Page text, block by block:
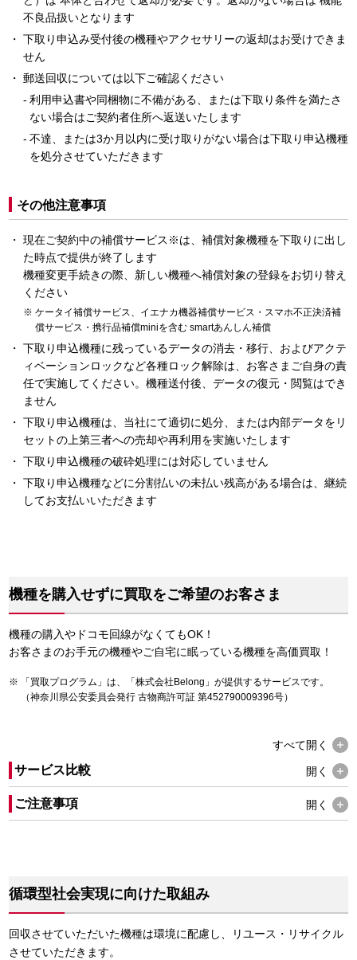
不良品扱いとなります
下取り申込み受付後の機種やアクセサリーの返却はお受けできま
せん
郵送回収については以下ご確認ください
利用申込書や同梱物に不備がある、または下取り条件を満たさ
ない場合はご契約者住所へ返送いたします
不達、または3か月以内に受け取りがない場合は下取り申込機種
を処分させていただきます
その他注意事項
現在ご契約中の補償サービス※は、補償対象機種を下取りに出し
た時点で提供が終了します
機種変更手続きの際、新しい機種へ補償対象の登録をお切り替え
ください
ケータイ補償サービス、イエナカ機器補償サービス・スマホ不正決済補
償サービス・携行品補償miniを含む smartあんしん補償
下取り申込機種に残っているデータの消去・移行、およびアクテ
ィベーションロックなど各種ロック解除は、お客さまご自身の責
任で実施してください。機種送付後、データの復元・閲覧はでき
ません
下取り申込機種は、当社にて適切に処分、または内部データをリ
セットの上第三者への売却や再利用を実施いたします
下取り申込機種の破砕処理には対応していません
下取り申込機種などに分割払いの未払い残高がある場合は、継続
してお支払いいただきます
機種を購入せずに買取をご希望のお客さま
機種の購入やドコモ回線がなくてもOK！
お客さまのお手元の機種やご自宅に眠っている機種を高価買取！
「買取プログラム」は、「株式会社Belong」が提供するサービスです。
（神奈川県公安委員会発行 古物商許可証 第452790009396号）
すべて開く
サービス比較 開く
ご注意事項 開く
循環型社会実現に向けた取組み
回収させていただいた機種は環境に配慮し、リユース・リサイクル
させていただきます。